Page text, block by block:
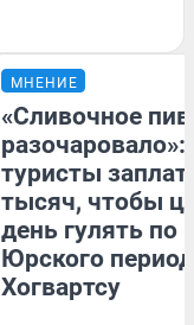
МНЕНИЕ
«Сливочное
разочаровало»:
туристы
тысяч, чтобы
день гулять по
Юрского
Хогвартсу